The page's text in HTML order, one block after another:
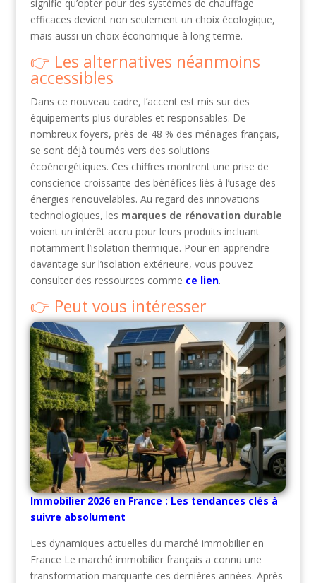
signifie qu’opter pour des systèmes de chauffage
efficaces devient non seulement un choix écologique,
mais aussi un choix économique à long terme.
Les alternatives néanmoins
accessibles
Dans ce nouveau cadre, l’accent est mis sur des
équipements plus durables et responsables. De
nombreux foyers, près de 48 % des ménages français,
se sont déjà tournés vers des solutions
écoénergétiques. Ces chiffres montrent une prise de
conscience croissante des bénéfices liés à l’usage des
énergies renouvelables. Au regard des innovations
technologiques, les marques de rénovation durable
voient un intérêt accru pour leurs produits incluant
notamment l’isolation thermique. Pour en apprendre
davantage sur l’isolation extérieure, vous pouvez
consulter des ressources comme ce lien.
Peut vous intéresser
Immobilier 2026 en France : Les tendances clés à
suivre absolument
Les dynamiques actuelles du marché immobilier en
France Le marché immobilier français a connu une
transformation marquante ces dernières années. Après